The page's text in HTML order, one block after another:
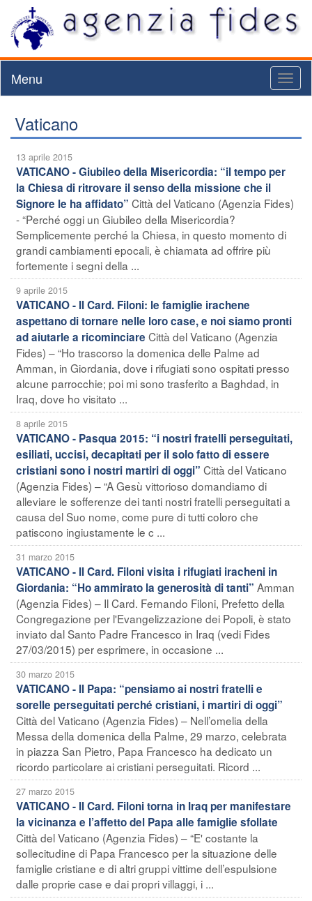
Menu
Vaticano
13 aprile 2015
VATICANO - Giubileo della Misericordia: “il tempo per
la Chiesa di ritrovare il senso della missione che il
Signore le ha affidato” Città del Vaticano (Agenzia Fides)
- “Perché oggi un Giubileo della Misericordia?
Semplicemente perché la Chiesa, in questo momento di
grandi cambiamenti epocali, è chiamata ad offrire più
fortemente i segni della ...
9 aprile 2015
VATICANO - Il Card. Filoni: le famiglie irachene
aspettano di tornare nelle loro case, e noi siamo pronti
ad aiutarle a ricominciare Città del Vaticano (Agenzia
Fides) – “Ho trascorso la domenica delle Palme ad
Amman, in Giordania, dove i rifugiati sono ospitati presso
alcune parrocchie; poi mi sono trasferito a Baghdad, in
Iraq, dove ho visitato ...
8 aprile 2015
VATICANO - Pasqua 2015: “i nostri fratelli perseguitati,
esiliati, uccisi, decapitati per il solo fatto di essere
cristiani sono i nostri martiri di oggi” Città del Vaticano
(Agenzia Fides) – “A Gesù vittorioso domandiamo di
alleviare le sofferenze dei tanti nostri fratelli perseguitati a
causa del Suo nome, come pure di tutti coloro che
patiscono ingiustamente le c ...
31 marzo 2015
VATICANO - Il Card. Filoni visita i rifugiati iracheni in
Giordania: “Ho ammirato la generosità di tanti” Amman
(Agenzia Fides) – Il Card. Fernando Filoni, Prefetto della
Congregazione per l'Evangelizzazione dei Popoli, è stato
inviato dal Santo Padre Francesco in Iraq (vedi Fides
27/03/2015) per esprimere, in occasione ...
30 marzo 2015
VATICANO - Il Papa: “pensiamo ai nostri fratelli e
sorelle perseguitati perché cristiani, i martiri di oggi”
Città del Vaticano (Agenzia Fides) – Nell’omelia della
Messa della domenica della Palme, 29 marzo, celebrata
in piazza San Pietro, Papa Francesco ha dedicato un
ricordo particolare ai cristiani perseguitati. Ricord ...
27 marzo 2015
VATICANO - Il Card. Filoni torna in Iraq per manifestare
la vicinanza e l’affetto del Papa alle famiglie sfollate
Città del Vaticano (Agenzia Fides) – “E' costante la
sollecitudine di Papa Francesco per la situazione delle
famiglie cristiane e di altri gruppi vittime dell’espulsione
dalle proprie case e dai propri villaggi, i ...